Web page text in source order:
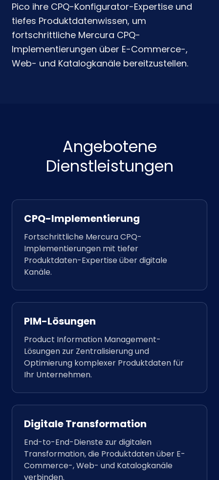
Pico ihre CPQ-Konfigurator-Expertise und
tiefes Produktdatenwissen, um
fortschrittliche Mercura CPQ-
Implementierungen über E-Commerce-,
Web- und Katalogkanäle bereitzustellen.
Angebotene
Dienstleistungen
CPQ-Implementierung
Fortschrittliche Mercura CPQ-
Implementierungen mit tiefer
Produktdaten-Expertise über digitale
Kanäle.
PIM-Lösungen
Product Information Management-
Lösungen zur Zentralisierung und
Optimierung komplexer Produktdaten für
Ihr Unternehmen.
Digitale Transformation
End-to-End-Dienste zur digitalen
Transformation, die Produktdaten über E-
Commerce-, Web- und Katalogkanäle
verbinden.